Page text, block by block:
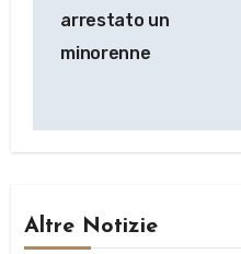
arrestato un
minorenne
Altre Notizie